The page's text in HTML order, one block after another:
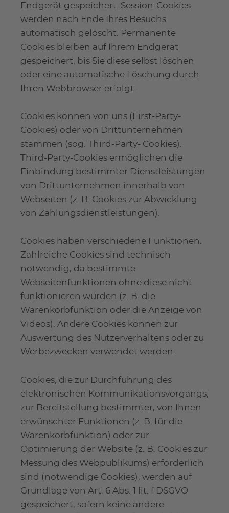
Endgerät gespeichert. Session-Cookies
werden nach Ende Ihres Besuchs
automatisch gelöscht. Permanente
Cookies bleiben auf Ihrem Endgerät
gespeichert, bis Sie diese selbst löschen
oder eine automatische Löschung durch
Ihren Webbrowser erfolgt.
Cookies können von uns (First-Party-
Cookies) oder von Drittunternehmen
stammen (sog. Third-Party- Cookies).
Third-Party-Cookies ermöglichen die
Einbindung bestimmter Dienstleistungen
von Drittunternehmen innerhalb von
Webseiten (z. B. Cookies zur Abwicklung
von Zahlungsdienstleistungen).
Cookies haben verschiedene Funktionen.
Zahlreiche Cookies sind technisch
notwendig, da bestimmte
Webseitenfunktionen ohne diese nicht
funktionieren würden (z. B. die
Warenkorbfunktion oder die Anzeige von
Videos). Andere Cookies können zur
Auswertung des Nutzerverhaltens oder zu
Werbezwecken verwendet werden.
Cookies, die zur Durchführung des
elektronischen Kommunikationsvorgangs,
zur Bereitstellung bestimmter, von Ihnen
erwünschter Funktionen (z. B. für die
Warenkorbfunktion) oder zur
Optimierung der Website (z. B. Cookies zur
Messung des Webpublikums) erforderlich
sind (notwendige Cookies), werden auf
Grundlage von Art. 6 Abs. 1 lit. f DSGVO
gespeichert, sofern keine andere